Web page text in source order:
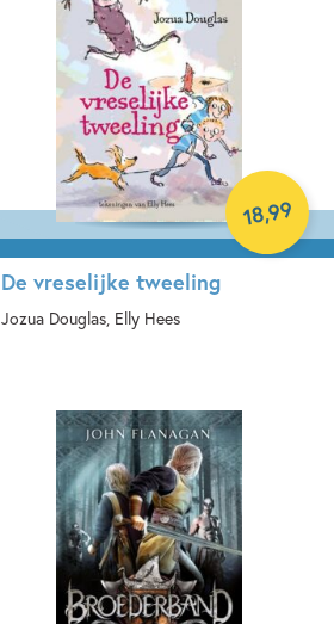
De vreselijke tweeling
Jozua Douglas, Elly Hees
18,99